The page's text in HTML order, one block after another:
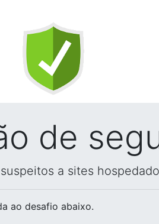
de
a sites
ao desafio abaixo.